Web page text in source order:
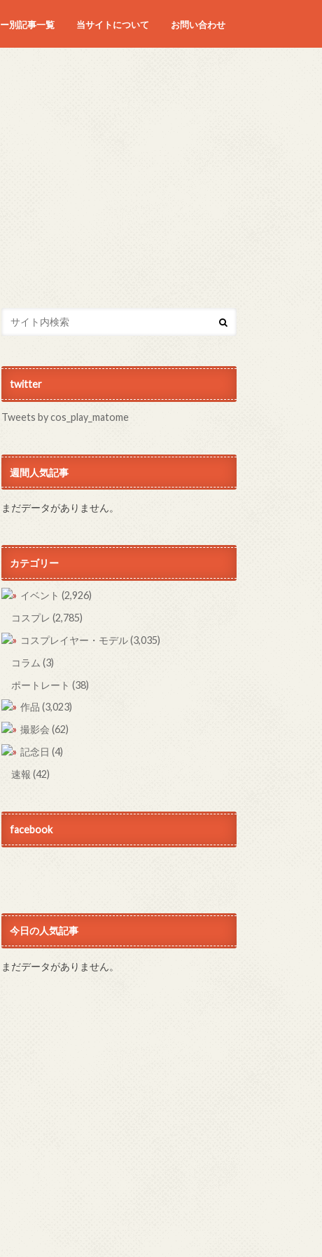
別記事一覧 当サイトについて お問い合わせ
twitter
Tweets by cos_play_matome
週間人気記事
まだデータがありません。
カテゴリー
イベント (2,926)
コスプレ (2,785)
コスプレイヤー・モデル(3,035)
コラム (3)
ポートレート (38)
作品 (3,023)
撮影会 (62)
記念日 (4)
速報 (42)
facebook
今日の人気記事
まだデータがありません。